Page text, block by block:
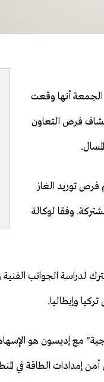
الجمعة أنها ‌وقعت
فرص التعاون
​فرص توريد الغاز
وفقا لوكالة
الجوانب الفنية
وإيطاليا.
مع إديسون هو
​إمدادات الطاقة في